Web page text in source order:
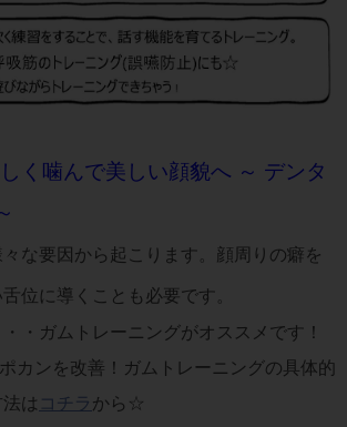
く噛んで美しい顔貌へ ～ デンタ
な要因から起こります。顔周りの癖を
位に導くことも必要です。
・ガムトレーニングがオススメです！
カンを改善！ガムトレーニングの具体的
は コチラ から☆